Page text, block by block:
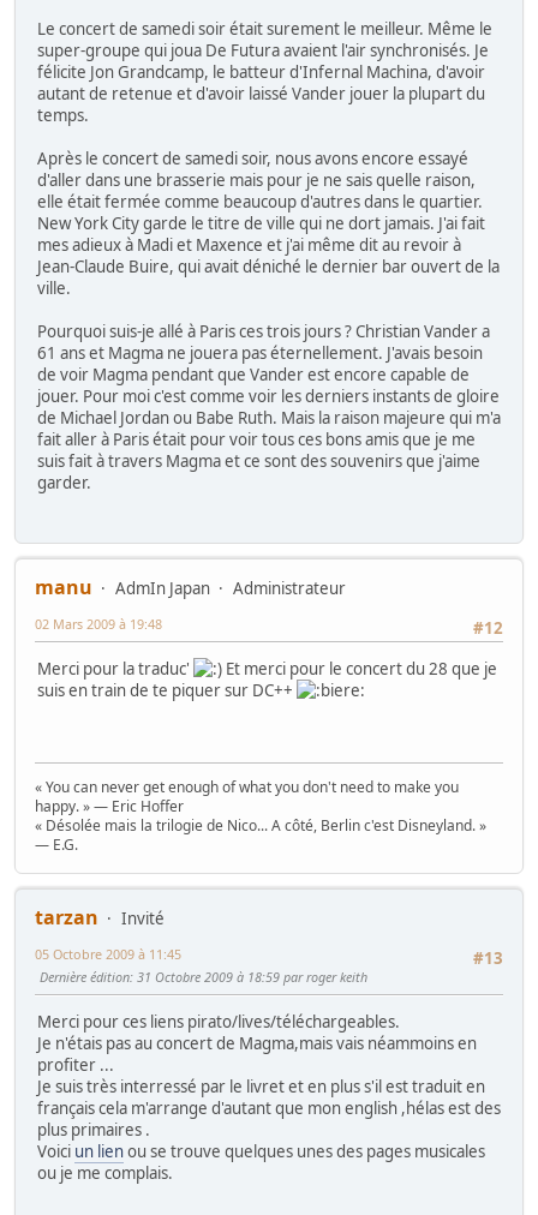
Le concert de samedi soir était surement le meilleur. Même le
super-groupe qui joua De Futura avaient l'air synchronisés. Je
félicite Jon Grandcamp, le batteur d'Infernal Machina, d'avoir
autant de retenue et d'avoir laissé Vander jouer la plupart du
temps.
Après le concert de samedi soir, nous avons encore essayé
d'aller dans une brasserie mais pour je ne sais quelle raison,
elle était fermée comme beaucoup d'autres dans le quartier.
New York City garde le titre de ville qui ne dort jamais. J'ai fait
mes adieux à Madi et Maxence et j'ai même dit au revoir à
Jean-Claude Buire, qui avait déniché le dernier bar ouvert de la
ville.
Pourquoi suis-je allé à Paris ces trois jours ? Christian Vander a
61 ans et Magma ne jouera pas éternellement. J'avais besoin
de voir Magma pendant que Vander est encore capable de
jouer. Pour moi c'est comme voir les derniers instants de gloire
de Michael Jordan ou Babe Ruth. Mais la raison majeure qui m'a
fait aller à Paris était pour voir tous ces bons amis que je me
suis fait à travers Magma et ce sont des souvenirs que j'aime
garder.
manu AdmIn Japan
Administrateur
#12
02 Mars 2009 à 19:48
Merci pour la traduc'
Et merci pour le concert du 28 que je
suis en train de te piquer sur DC++
« You can never get enough of what you don't need to make you
happy. » — Eric Hoffer
« Désolée mais la trilogie de Nico... A côté, Berlin c'est Disneyland. »
— E.G.
tarzan
Invité
#13
05 Octobre 2009 à 11:45
Dernière édition: 31 Octobre 2009 à 18:59 par roger keith
Merci pour ces liens pirato/lives/téléchargeables.
Je n'étais pas au concert de Magma,mais vais néammoins en
profiter ...
Je suis très interressé par le livret et en plus s'il est traduit en
français cela m'arrange d'autant que mon english ,hélas est des
plus primaires .
Voici un lienou se trouve quelques unes des pages musicales
ou je me complais.